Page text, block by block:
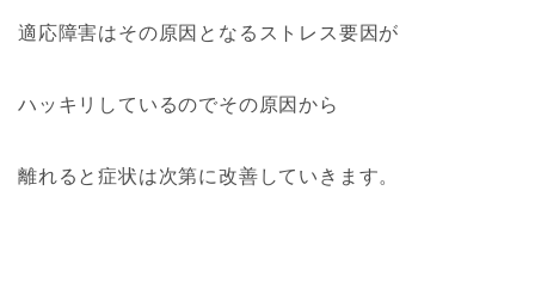
適応障害はその原因となるストレス要因が
ハッキリしているのでその原因から
離れると症状は次第に改善していきます。